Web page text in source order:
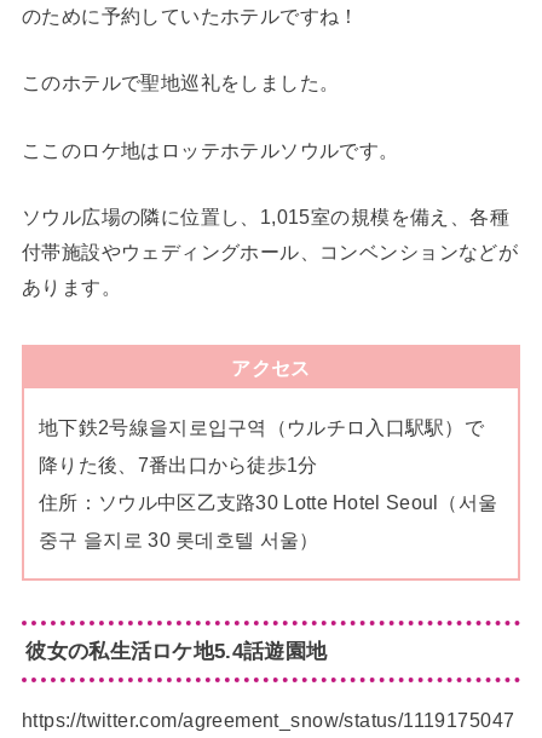
のために予約していたホテルですね！
このホテルで聖地巡礼をしました。
ここのロケ地はロッテホテルソウルです。
ソウル広場の隣に位置し、1,015室の規模を備え、各種
付帯施設やウェディングホール、コンベンションなどが
あります。
アクセス
地下鉄2号線을지로입구역（ウルチロ入口駅駅）で
降りた後、7番出口から徒歩1分
住所：ソウル中区乙支路30 Lotte Hotel Seoul（서울
중구 을지로 30 롯데호텔 서울）
彼女の私生活ロケ地5.4話遊園地
https://twitter.com/agreement_snow/status/1119175047